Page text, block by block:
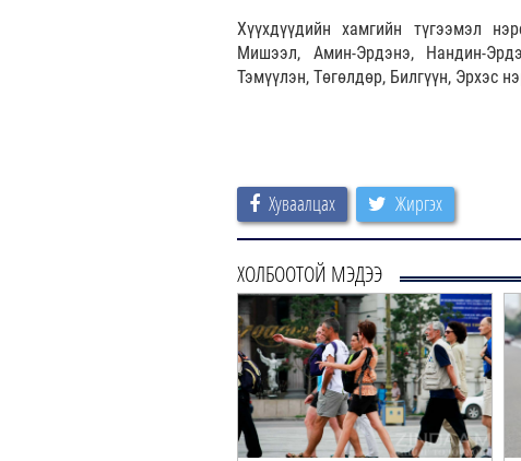
Хүүхдүүдийн хамгийн түгээмэл
Мишээл, Амин-Эрдэнэ, Нандин-
Тэмүүлэн, Төгөлдөр, Билгүүн, Эрхэс
Хуваалцах Жиргэх
ХОЛБООТОЙ МЭДЭЭ